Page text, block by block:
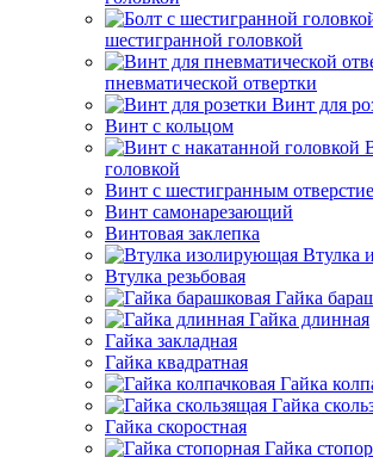
шестигранной головкой
пневматической отвертки
Винт для
Винт с кольцом
головкой
Винт с шестигранным
Винт самонарезающий
Винтовая заклепка
Втулка
Втулка резьбовая
Гайка
Гайка длинная
Гайка закладная
Гайка квадратная
Гайка
Гайка
Гайка скоростная
Гайка